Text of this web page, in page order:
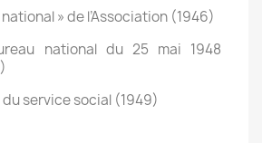
» de l’Association (1946)
national du 25 mai 1948
service social (1949)